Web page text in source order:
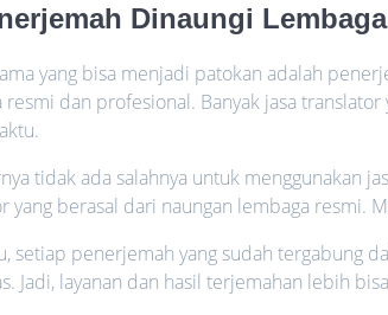
Dinaungi
yang bisa menjadi patokan adalah
resmi dan profesional. Banyak jasa
tidak ada salahnya untuk menggunakan
yang berasal dari naungan lembaga resmi.
setiap penerjemah yang sudah tergabung
Jadi, layanan dan hasil terjemahan lebih